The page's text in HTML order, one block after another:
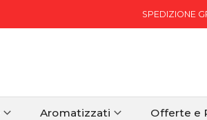
SPEDIZIONE
Aromatizzati Offerte e